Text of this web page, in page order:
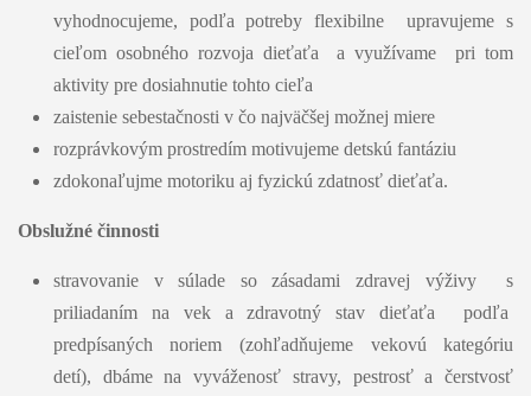
vyhodnocujeme, podľa potreby flexibilne upravujeme s
cieľom osobného rozvoja dieťaťa a využívame pri tom
aktivity pre dosiahnutie tohto cieľa
zaistenie sebestačnosti v čo najväčšej možnej miere
rozprávkovým prostredím motivujeme detskú fantáziu
zdokonaľujme motoriku aj fyzickú zdatnosť dieťaťa.
Obslužné činnosti
stravovanie v súlade so zásadami zdravej výživy s
priliadaním na vek a zdravotný stav dieťaťa podľa
predpísaných noriem (zohľadňujeme vekovú kategóriu
detí), dbáme na vyváženosť stravy, pestrosť a čerstvosť